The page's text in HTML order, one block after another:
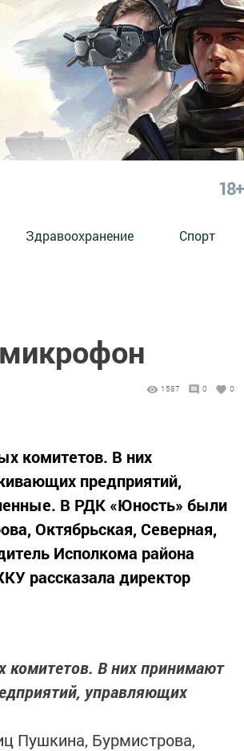
18+
Здравоохранение Спорт
1587 0 0
комитетов. В них
предприятий,
В РДК «Юность» были
Октябрьская, Северная,
Исполкома района
рассказала директор
комитетов. В них принимают
управляющих
Пушкина, Бурмистрова,